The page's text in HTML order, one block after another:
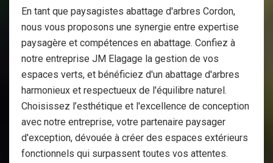
En tant que paysagistes abattage d'arbres Cordon,
nous vous proposons une synergie entre expertise
paysagère et compétences en abattage. Confiez à
notre entreprise JM Elagage la gestion de vos
espaces verts, et bénéficiez d'un abattage d'arbres
harmonieux et respectueux de l'équilibre naturel.
Choisissez l’esthétique et l'excellence de conception
avec notre entreprise, votre partenaire paysager
d'exception, dévouée à créer des espaces extérieurs
fonctionnels qui surpassent toutes vos attentes.